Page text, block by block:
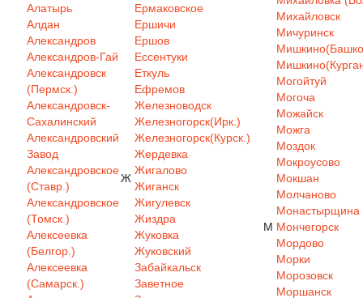
Алатырь
Алдан
Александров
Александров-Гай
Александровск
(Пермск.)
Александровск-
Сахалинский
Александровский
Завод
Александровское
(Ставр.)
Александровское
(Томск.)
Алексеевка
(Белгор.)
Алексеевка
(Самарск.)
Ермаковское
Ершичи
Ершов
Ессентуки
Еткуль
Ефремов
Ж
Железноводск
Железногорск(Ирк.)
Железногорск(Курск.)
Жердевка
Жигалово
Жиганск
Жигулевск
Жиздра
Жуковка
Жуковский
Забайкальск
Заветное
М
Михайловск
Мичуринск
Могойтуй
Могоча
Можайск
Можга
Моздок
Мокроусово
Мокшан
Молчаново
Монастырщина
Мончегорск
Мордово
Морки
Морозовск
Моршанск